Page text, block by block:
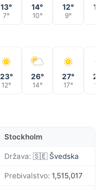
13°
7°
14°
10°
12°
9°
14°
23°
12°
26°
14°
27°
17° 13°
Stockholm
Država: 🇸🇪 Švedska
Prebivalstvo: 1,515,017